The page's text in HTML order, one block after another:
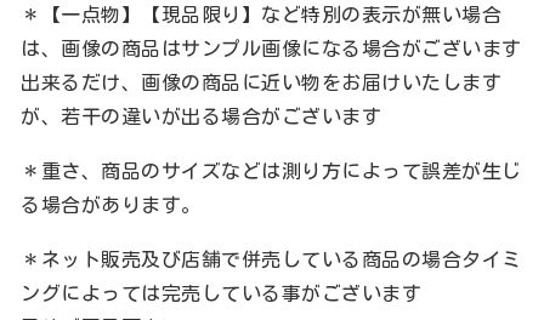
＊【一点物】【現品限り】など特別の表示が無い場合
は、画像の商品はサンプル画像になる場合がございます
出来るだけ、画像の商品に近い物をお届けいたします
が、若干の違いが出る場合がございます
＊重さ、商品のサイズなどは測り方によって誤差が生じ
る場合があります。
＊ネット販売及び店舗で併売している商品の場合タイミ
ングによっては完売している事がございます